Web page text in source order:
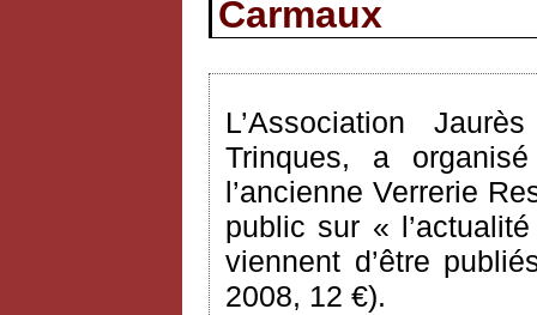
Carmaux
L’Association
Trinques, a
l’ancienne Verrerie
public sur «
viennent d’être
2008, 12 €).